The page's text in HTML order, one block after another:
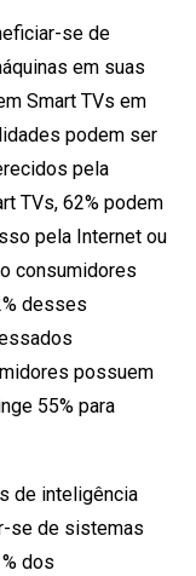
se de
em suas
Smart TVs em
podem ser
pela
TVs, 62% podem
pela Internet ou
consumidores
desses
possuem
55% para
de inteligência
se de sistemas
dos